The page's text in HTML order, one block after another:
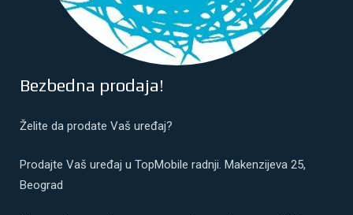
Bezbedna prodaja!
Želite da prodate Vaš uređaj?
Prodajte Vaš uređaj u TopMobile radnji. Makenzijeva 25,
Beograd